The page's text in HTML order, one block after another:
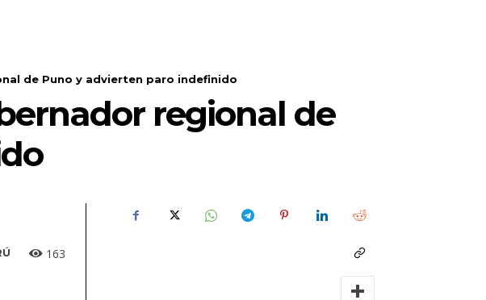
de Puno y advierten paro indefinido
regional de
163